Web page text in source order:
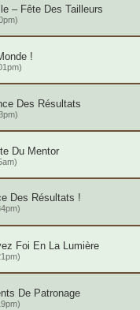
– Fête Des Tailleurs
!
Des Résultats
Du Mentor
Des Résultats !
Foi En La Lumière
De Patronage